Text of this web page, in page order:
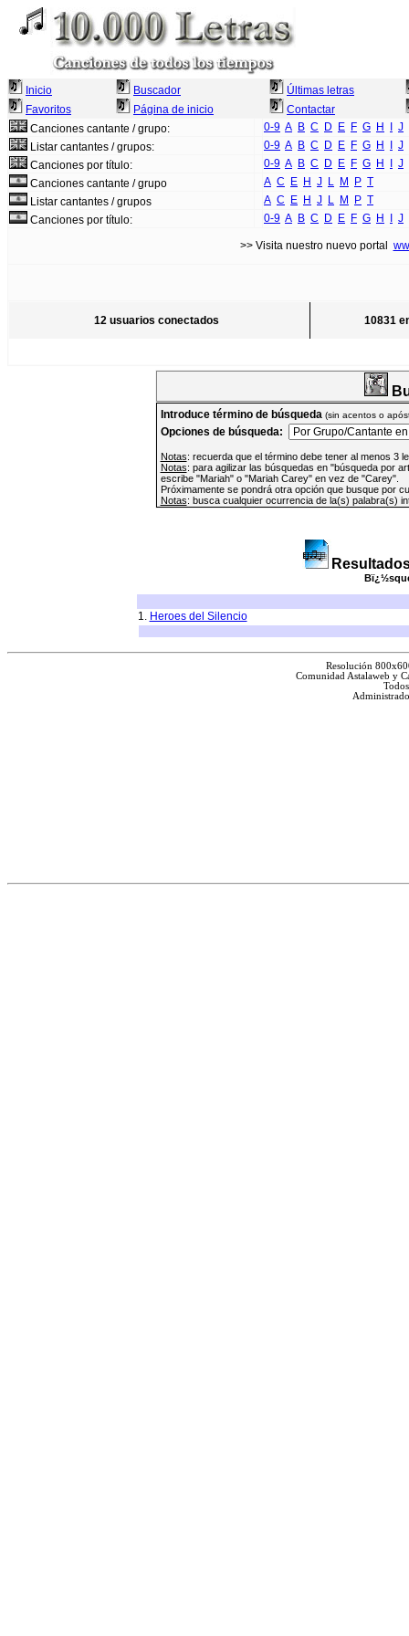
Inicio Buscador
Últimas letras
Favoritos
Página de inicio
Contactar
Canciones cantante / grupo:
0-9 A B C D E F G H
J
Listar cantantes / grupos:
0-9 A B C D E F G H
J
Canciones por título:
0-9 A B C D E F G H
J
Canciones cantante / grupo
A C E H J L M P T
Listar cantantes / grupos
A C E H J L M P T
Canciones por título:
0-9 A B C D E F G H J
>> Visita nuestro nuevo portal
12 usuarios conectados 10831
Introduce término de búsqueda (sin acentos o
Opciones de búsqueda:
Notas: recuerda que el término debe tener al menos 3
Notas: para agilizar las búsquedas en "búsqueda por
escribe "Mariah" o "Mariah Carey" en vez de "Carey".
Próximamente se pondrá otra opción que busque por
Notas: busca cualquier ocurrencia de la(s) palabra(s)
1. Heroes del Silencio
Resolución
Comunidad Astalaweb y